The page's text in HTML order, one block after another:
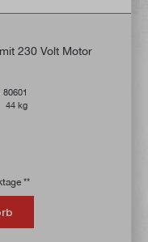
230 Volt Motor
80601
44 kg
**